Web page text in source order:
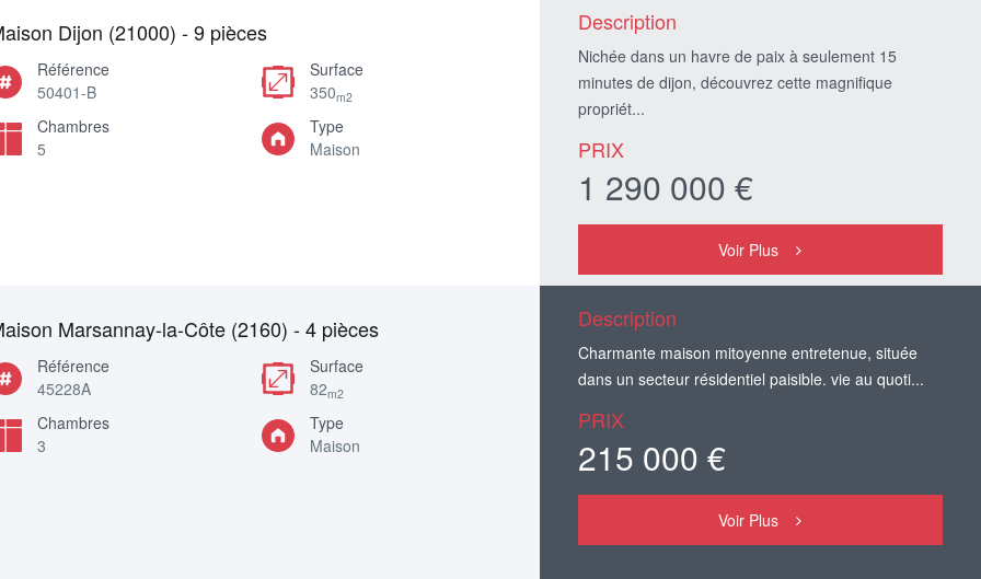
Dijon (21000) - 9 pièces
Référence
50401-B
Surface
350m2
Chambres
5
Type
Maison
Description
Nichée dans un havre de paix à seulement 15
minutes de dijon, découvrez cette magnifique
propriét...
PRIX
1 290 000 €
Voir Plus
Marsannay-la-Côte (2160) - 4 pièces
Référence
45228A
Surface
82m2
Chambres
3
Type
Maison
Description
Charmante maison mitoyenne entretenue, située
dans un secteur résidentiel paisible. vie au quoti...
PRIX
215 000 €
Voir Plus